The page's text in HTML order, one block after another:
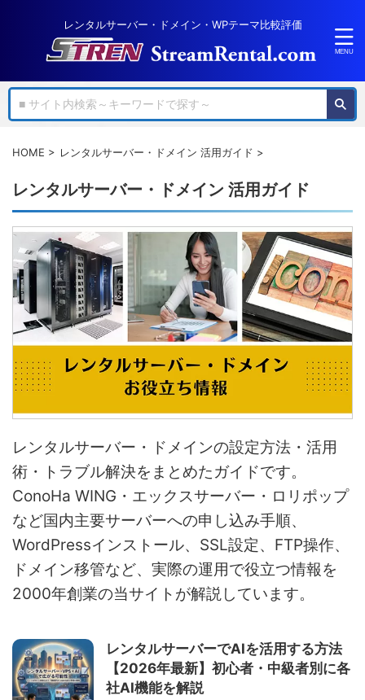
レンタルサーバー・ドメイン・WPテーマ比較評価
HOME > レンタルサーバー・ドメイン 活用ガイド >
レンタルサーバー・ドメイン 活用ガイド
レンタルサーバー・ドメインの設定方法・活用
術・トラブル解決をまとめたガイドです。
ConoHa WING・エックスサーバー・ロリポップ
など国内主要サーバーへの申し込み手順、
WordPressインストール、SSL設定、FTP操作、
ドメイン移管など、実際の運用で役立つ情報を
2000年創業の当サイトが解説しています。
レンタルサーバーでAIを活用する方法
【2026年最新】初心者・中級者別に各
社AI機能を解説